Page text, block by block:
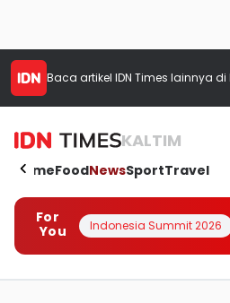
Baca artikel IDN Times lainnya di
KALTIM
HomeFoodNewsSportTravel
For
You
Indonesia Summit 2026